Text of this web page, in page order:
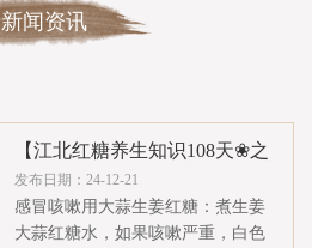
新闻资讯
【江北红糖养生知识108天❀之
107】
发布日期：24-12-21
女人补气血是非常重要的，黑木耳
就是不错的选择，既方便有实惠。